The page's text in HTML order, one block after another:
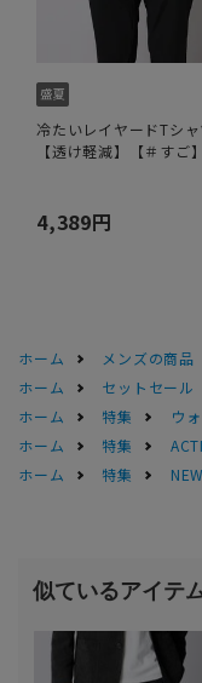
冷たいレイヤードTシャ
【透け軽減】【＃すご】
4,389円
ホーム メンズの商品
ホーム
セットセール
ホーム
特集 ウ
ホーム
特集
ホーム
特集